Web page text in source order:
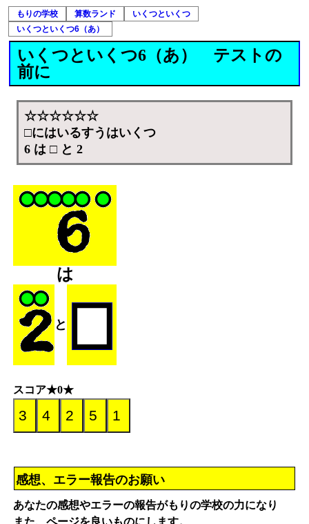
もりの学校 算数ランド
いくつといくつ
いくつといくつ6（あ）
いくつといくつ6（あ） テストの
前に
☆☆☆☆☆☆
□にはいるすうはいくつ
6 は □ と 2
は
と
スコア★0★
感想、エラー報告のお願い
あなたの感想やエラーの報告がもりの学校の力になり